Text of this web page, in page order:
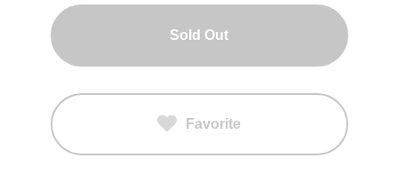
Sold Out
Favorite